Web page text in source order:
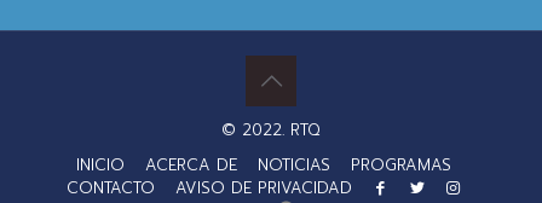
© 2022. RTQ
INICIO
ACERCA DE NOTICIAS
PROGRAMAS
CONTACTO
AVISO DE PRIVACIDAD